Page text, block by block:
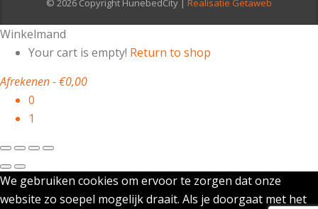
© 2026 Copyright HunebedCity | Realisatie Getaweb
Winkelmand
Your cart is empty! Return to shop
Afrekenen-€0,00
0
1
We gebruiken cookies om ervoor te zorgen dat onze
website zo soepel mogelijk draait. Als je doorgaat met het